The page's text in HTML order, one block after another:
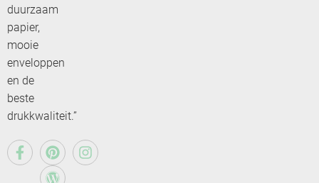
duurzaam
papier,
mooie
enveloppen
en de
beste
drukkwaliteit.”